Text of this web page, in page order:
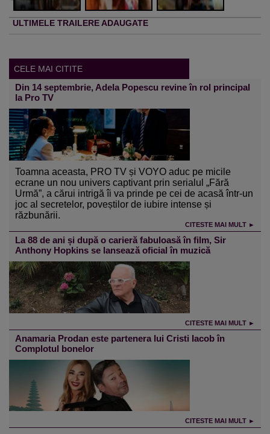
ULTIMELE TRAILERE ADAUGATE
CELE MAI CITITE
Din 14 septembrie, Adela Popescu revine în rol principal
la Pro TV
Toamna aceasta, PRO TV și VOYO aduc pe micile
ecrane un nou univers captivant prin serialul „Fără
Urmă”, a cărui intrigă îi va prinde pe cei de acasă într-un
joc al secretelor, poveștilor de iubire intense și
răzbunării.
CITESTE MAI MULT ►
La 88 de ani și după o carieră fabuloasă în film, Sir
Anthony Hopkins se lansează oficial în muzică
CITESTE MAI MULT ►
Anamaria Prodan este partenera lui Cristi Iacob în
Complotul bonelor
CITESTE MAI MULT ►